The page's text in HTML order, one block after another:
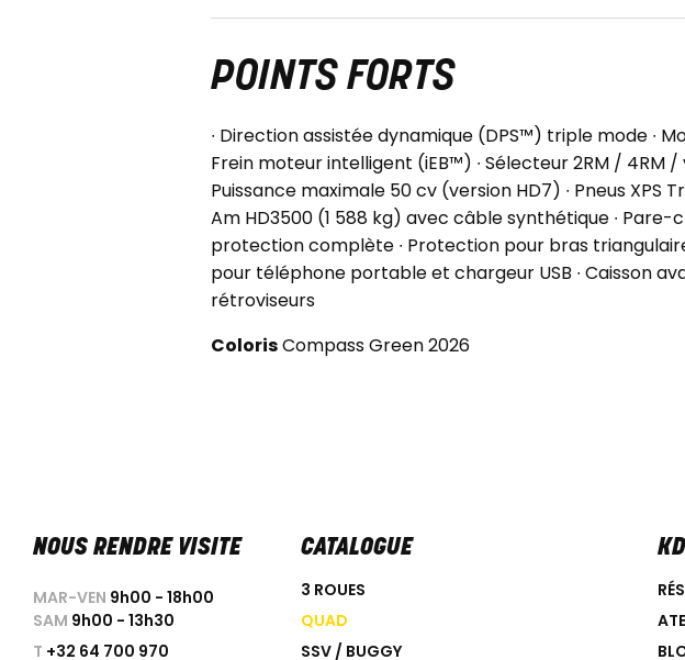
POINTS FORTS
∙ Direction assistée dynamique (DPS™) triple mode ∙
Frein moteur intelligent (iEB™) ∙ Sélecteur 2RM / 4RM
Puissance maximale 50 cv (version HD7) ∙ Pneus XPS
Am HD3500 (1 588 kg) avec câble synthétique ∙
protection complète ∙ Protection pour bras
pour téléphone portable et chargeur USB ∙ Caisson
rétroviseurs
ColorisCompass Green 2026
NOUS RENDRE VISITE
MAR-VEN 9h00 - 18h00
SAM 9h00 - 13h30
T +32 64 700 970
CATALOGUE
3 ROUES
QUAD
SSV / BUGGY